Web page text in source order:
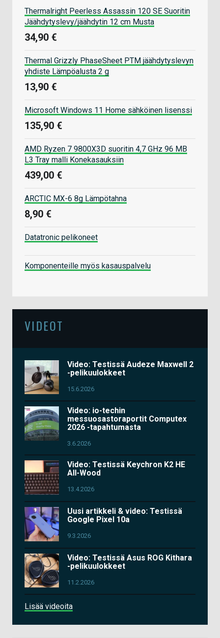
Thermalright Peerless Assassin 120 SE Suoritin
Jäähdytyslevy/jäähdytin 12 cm Musta
34,90 €
Thermal Grizzly PhaseSheet PTM jäähdytyslevyn
yhdiste Lämpöalusta 2 g
13,90 €
Microsoft Windows 11 Home sähköinen lisenssi
135,90 €
AMD Ryzen 7 9800X3D suoritin 4,7 GHz 96 MB
L3 Tray malli Konekasauksiin
439,00 €
ARCTIC MX-6 8g Lämpötahna
8,90 €
Datatronic pelikoneet
Komponenteille myös kasauspalvelu
VIDEOT
Video: Testissä Audeze Maxwell 2
-pelikuulokkeet
15.6.2026
Video: io-techin
messuosastoraportit Computex
2026 -tapahtumasta
3.6.2026
Video: Testissä Keychron K2 HE
All-Wood
13.4.2026
Uusi artikkeli & video: Testissä
Google Pixel 10a
9.3.2026
Video: Testissä Asus ROG Kithara
-pelikuulokkeet
11.2.2026
Lisää videoita